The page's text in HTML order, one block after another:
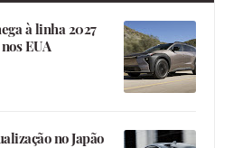
à linha 2027
EUA
no Japão